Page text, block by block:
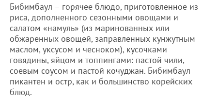
Бибимбаул – горячее блюдо, приготовленное из
риса, дополненного сезонными овощами и
салатом «намуль» (из маринованных или
обжаренных овощей, заправленных кунжутным
маслом, уксусом и чесноком), кусочками
говядины, яйцом и топпингами: пастой чили,
соевым соусом и пастой кочуджан. Бибимбаул
пикантен и остр, как и большинство корейских
блюд.